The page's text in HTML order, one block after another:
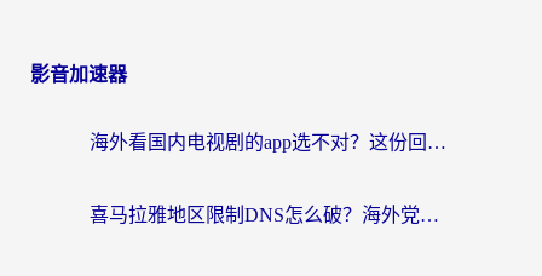
影音加速器
海外看国内电视剧的app选不对？这份回国加速器避坑指南帮你流畅追剧
喜马拉雅地区限制DNS怎么破？海外党听国内音乐听书的终极解决方案